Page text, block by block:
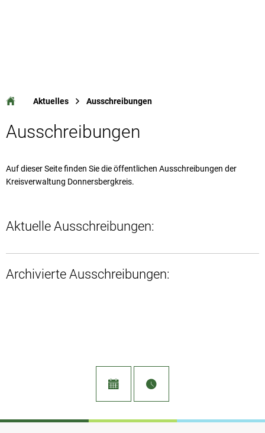
Aktuelles Ausschreibungen
Ausschreibungen
Auf dieser Seite finden Sie die öffentlichen Ausschreibungen der
Kreisverwaltung Donnersbergkreis.
Aktuelle Ausschreibungen:
Archivierte Ausschreibungen: